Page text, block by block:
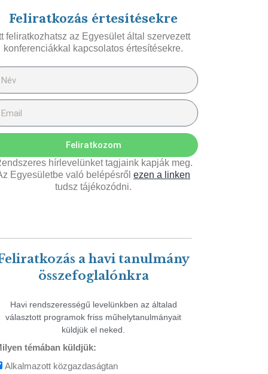
Feliratkozás értesítésekre
feliratkozhatsz az Egyesület által szervezett
konferenciákkal kapcsolatos értesítésekre.
Feliratkozom
hírlevelünket tagjaink kapják meg.
Egyesületbe való belépésről ezen a linken
tudsz tájékozódni.
a havi tanulmány
összefoglalónkra
Havi rendszerességű levelünkben az általad
választott programok friss műhelytanulmányait
küldjük el neked.
témában küldjük:
Alkalmazott közgazdaságtan